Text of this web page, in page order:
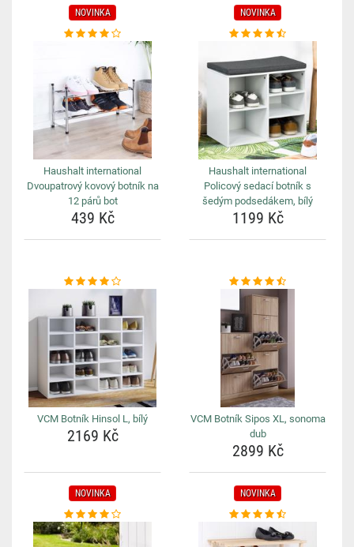
NOVINKA
Haushalt international
Dvoupatrový kovový botník na
12 párů bot
439 Kč
NOVINKA
Haushalt international
Policový sedací botník s
šedým podsedákem, bílý
1199 Kč
VCM Botník Hinsol L, bílý
2169 Kč
VCM Botník Sipos XL, sonoma
dub
2899 Kč
NOVINKA NOVINKA